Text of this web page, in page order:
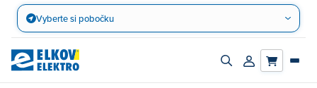
Přejít
obsah
Vyberte si pobočku
Zapnout/vypnout
Přihlásit/